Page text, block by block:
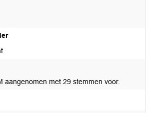
aangenomen met 29 stemmen voor.